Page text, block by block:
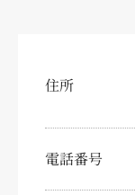
住所
電話番号